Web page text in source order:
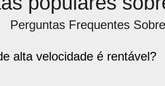
Perguntas Frequentes
alta velocidade é rentável?